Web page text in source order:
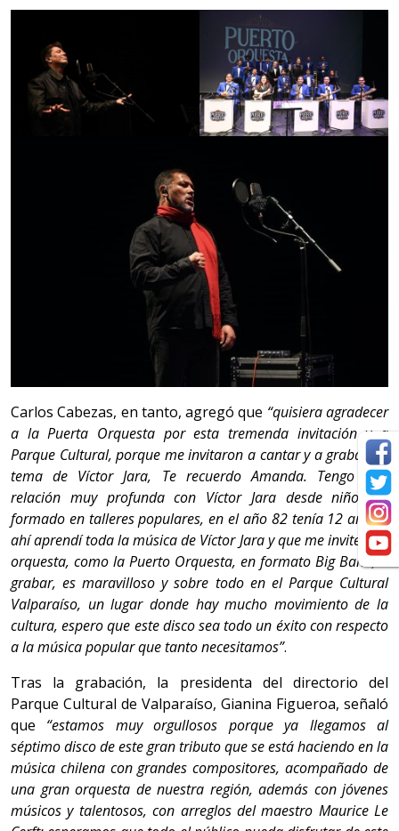
Carlos Cabezas, en tanto, agregó que “quisiera agradecer
a la Puerta Orquesta por esta tremenda invitación y a
Parque Cultural, porque me invitaron a cantar y a grabar un
tema de Víctor Jara, Te recuerdo Amanda. Tengo una
relación muy profunda con Víctor Jara desde niño, fui
formado en talleres populares, en el año 82 tenía 12 años y
ahí aprendí toda la música de Víctor Jara y que me invite una
orquesta, como la Puerto Orquesta, en formato Big Band, a
grabar, es maravilloso y sobre todo en el Parque Cultural
Valparaíso, un lugar donde hay mucho movimiento de la
cultura, espero que este disco sea todo un éxito con respecto
a la música popular que tanto necesitamos”.
Tras la grabación, la presidenta del directorio del
Parque Cultural de Valparaíso, Gianina Figueroa, señaló
que “estamos muy orgullosos porque ya llegamos al
séptimo disco de este gran tributo que se está haciendo en la
música chilena con grandes compositores, acompañado de
una gran orquesta de nuestra región, además con jóvenes
músicos y talentosos, con arreglos del maestro Maurice Le